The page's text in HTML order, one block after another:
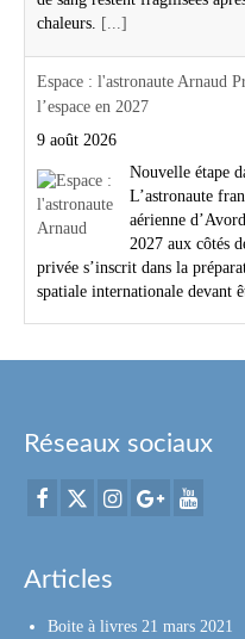
chaleurs. [...]
Espace : l'astronaute Arnaud
l’espace en 2027
9 août 2026
Nouvelle étape
L’astronaute
aérienne
2027 aux côtés
privée s’inscrit dans la
spatiale internationale devant
Réseaux sociaux
Articles
Boite à livres 21 mars 2021